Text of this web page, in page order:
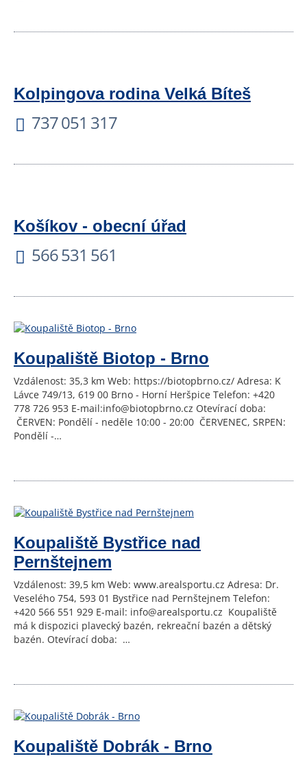
Kolpingova rodina Velká Bíteš
737 051 317
Košíkov - obecní úřad
566 531 561
Koupaliště Biotop - Brno
Vzdálenost: 35,3 km Web: https://biotopbrno.cz/ Adresa: K
Lávce 749/13, 619 00 Brno - Horní Heršpice Telefon: +420
778 726 953 E-mail:info@biotopbrno.cz Otevírací doba:
ČERVEN: Pondělí - neděle 10:00 - 20:00 ČERVENEC, SRPEN:
Pondělí -…
Koupaliště Bystřice nad
Pernštejnem
Vzdálenost: 39,5 km Web: www.arealsportu.cz Adresa: Dr.
Veselého 754, 593 01 Bystřice nad Pernštejnem Telefon:
+420 566 551 929 E-mail: info@arealsportu.cz Koupaliště
má k dispozici plavecký bazén, rekreační bazén a dětský
bazén. Otevírací doba: …
Koupaliště Dobrák - Brno